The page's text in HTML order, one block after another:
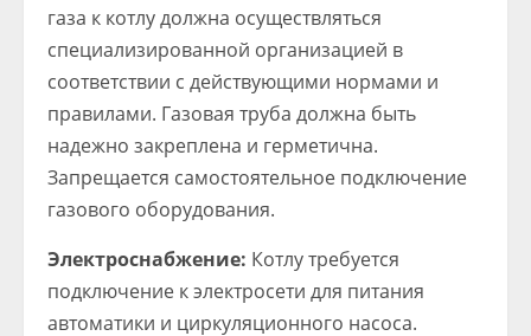
газа к котлу должна осуществляться
специализированной организацией в
соответствии с действующими нормами и
правилами. Газовая труба должна быть
надежно закреплена и герметична.
Запрещается самостоятельное подключение
газового оборудования.
Электроснабжение: Котлу требуется
подключение к электросети для питания
автоматики и циркуляционного насоса.